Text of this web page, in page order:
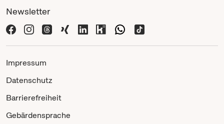
Newsletter
Impressum
Datenschutz
Barrierefreiheit
Gebärdensprache